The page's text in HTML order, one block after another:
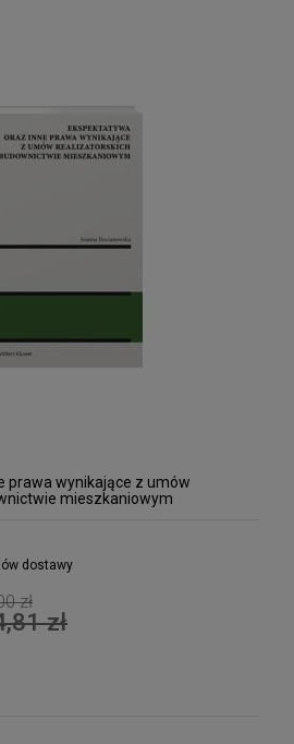
prawa wynikające z umów
mieszkaniowym
dostawy
zł
zł